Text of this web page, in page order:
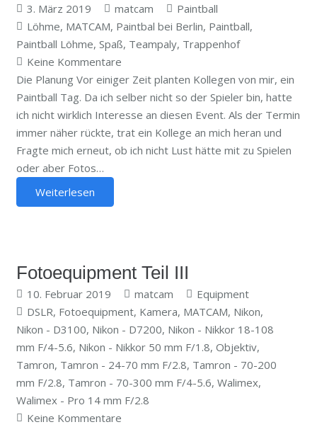
3. März 2019 matcam
Paintball
Löhme, MATCAM, Paintbal bei Berlin, Paintball,
Paintball Löhme, Spaß, Teampaly, Trappenhof
Keine Kommentare
Die Planung Vor einiger Zeit planten Kollegen von mir, ein
Paintball Tag. Da ich selber nicht so der Spieler bin, hatte
ich nicht wirklich Interesse an diesen Event. Als der Termin
immer näher rückte, trat ein Kollege an mich heran und
Fragte mich erneut, ob ich nicht Lust hätte mit zu Spielen
oder aber Fotos…
Weiterlesen
Fotoequipment Teil III
10. Februar 2019 matcam
Equipment
DSLR, Fotoequipment, Kamera, MATCAM, Nikon,
Nikon - D3100, Nikon - D7200, Nikon - Nikkor 18-108
mm F/4-5.6, Nikon - Nikkor 50 mm F/1.8, Objektiv,
Tamron, Tamron - 24-70 mm F/2.8, Tamron - 70-200
mm F/2.8, Tamron - 70-300 mm F/4-5.6, Walimex,
Walimex - Pro 14 mm F/2.8
Keine Kommentare